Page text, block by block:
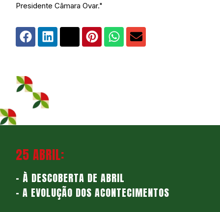
Presidente Câmara Ovar."
25 ABRIL:
– À DESCOBERTA DE ABRIL
– A EVOLUÇÃO DOS ACONTECIMENTOS